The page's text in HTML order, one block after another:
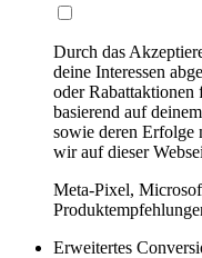
Durch das
deine Interessen
oder Rabattaktionen
basierend auf
sowie deren Erfolge
wir auf dieser
Meta-Pixel,
Erweitertes